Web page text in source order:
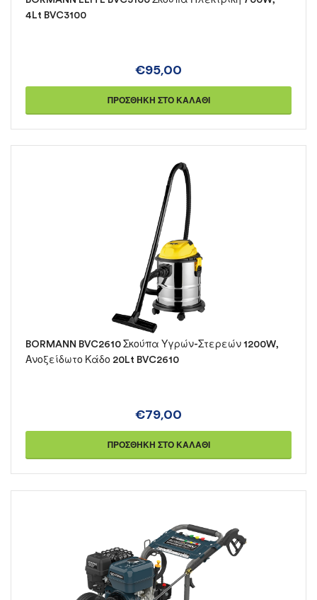
4Lt BVC3100
€95,00
ΠΡΟΣΘΉΚΗ ΣΤΟ ΚΑΛΆΘΙ
BORMANN BVC2610 Σκούπα Υγρών-Στερεών 1200W,
Ανοξείδωτο Κάδο 20Lt BVC2610
€79,00
ΠΡΟΣΘΉΚΗ ΣΤΟ ΚΑΛΆΘΙ